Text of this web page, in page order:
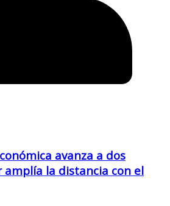
avanza a dos
amplía la distancia con el